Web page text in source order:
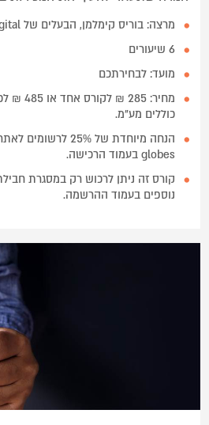
מרצה: בוריס קימלמן, הבעלים של b-digital
6 שיעורים
מועד: לבחירתכם
מחיר: 285
כוללים מע"מ.
הנחה מיוחדת של 25%
globes בעמוד הרכישה.
קורס זה ניתן לרכוש רק במסגרת
נוספים בעמוד ההרשמה.